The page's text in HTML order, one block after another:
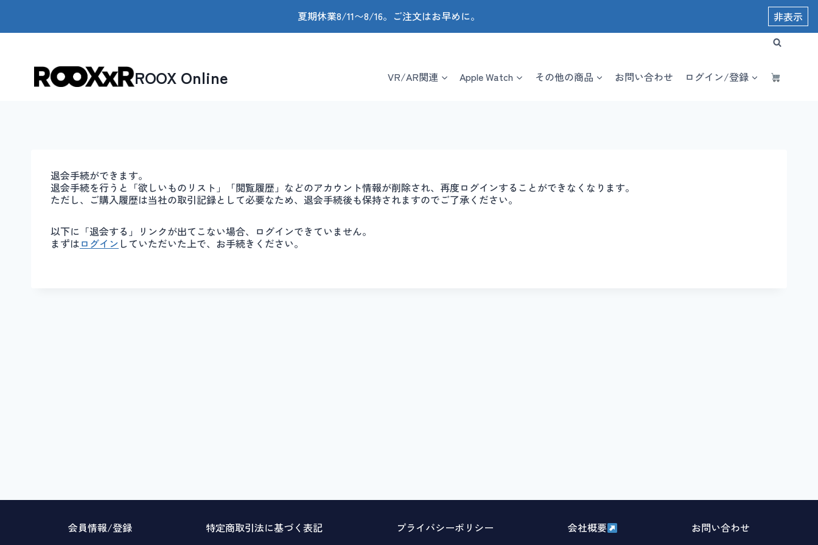
を
夏期休業8/11〜8/16。ご注文はお早めに。 非表示
ROOX Online VR/AR関連 Apple Watch その他の商品 お問い合わせ ログイン/登録
退会手続ができます。
退会手続を行うと「欲しいものリスト」「閲覧履歴」などのアカウント情報が削除され、再度ログインすることができなくなります。
ただし、ご購入履歴は当社の取引記録として必要なため、退会手続後も保持されますのでご了承ください。
以下に「退会する」リンクが出てこない場合、ログインできていません。
まずはログイン していただいた上で、お手続きください。
会員情報/登録 特定商取引法に基づく表記 プライバシーポリシー 会社概要 お問い合わせ